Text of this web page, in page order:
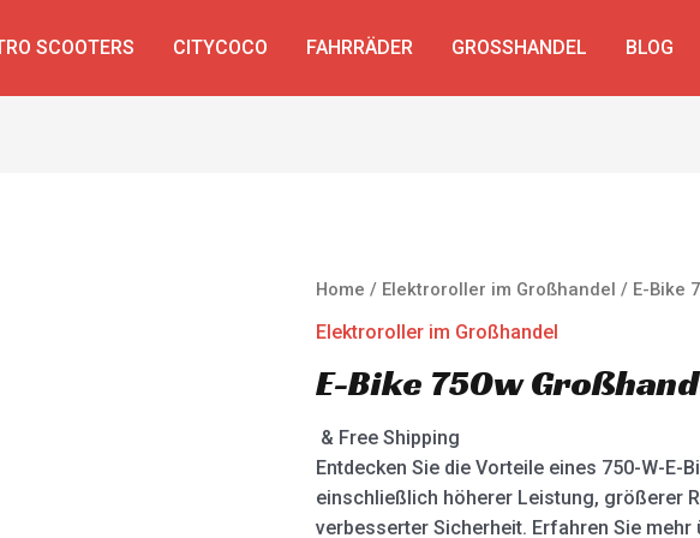
SCOOTERS CITYCOCO FAHRRÄDER GROSSHANDEL BLOG
Home / Elektroroller im Großhandel / E-Bike
Elektroroller im Großhandel
E-Bike 750w
& Free Shipping
Entdecken Sie die Vorteile eines 750-W-E-
einschließlich höherer Leistung, größerer
verbesserter Sicherheit. Erfahren Sie mehr